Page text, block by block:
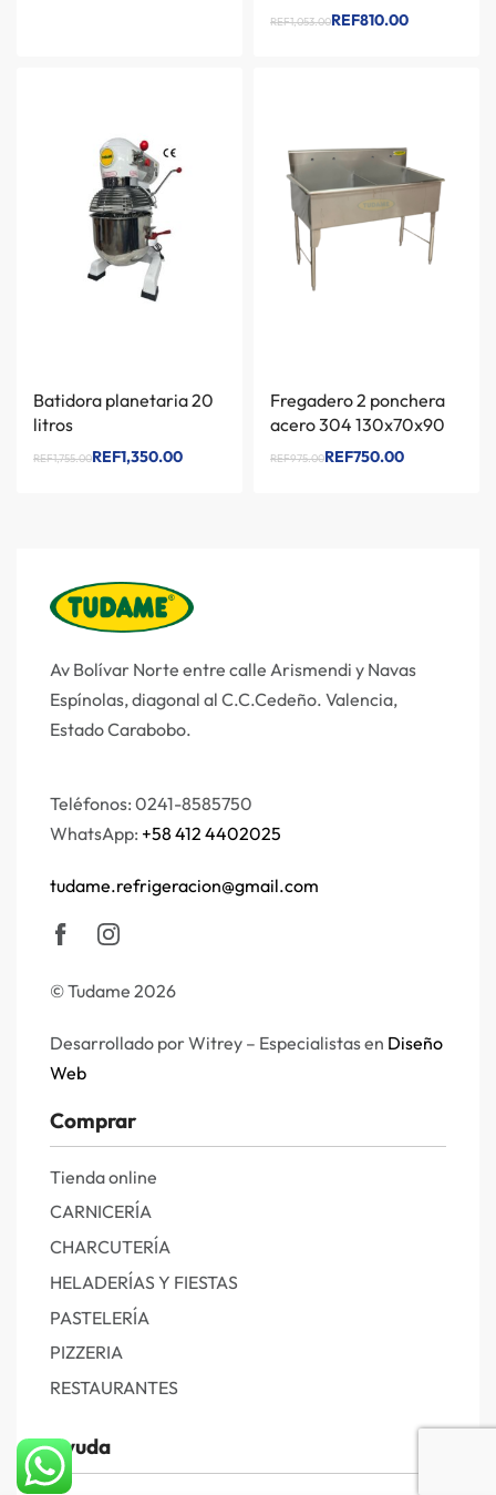
REF1,053.00REF810.00
Batidora planetaria 20
litros
REF1,755.00REF1,350.00
Fregadero 2 ponchera
acero 304 130x70x90
REF975.00REF750.00
Av Bolívar Norte entre calle Arismendi y Navas
Espínolas, diagonal al C.C.Cedeño. Valencia,
Estado Carabobo.
Teléfonos: 0241-8585750
WhatsApp: +58 412 4402025
tudame.refrigeracion@gmail.com
© Tudame 2026
Desarrollado por Witrey – Especialistas en Diseño
Web
Comprar
Tienda online
CARNICERÍA
CHARCUTERÍA
HELADERÍAS Y FIESTAS
PASTELERÍA
PIZZERIA
RESTAURANTES
Ayuda